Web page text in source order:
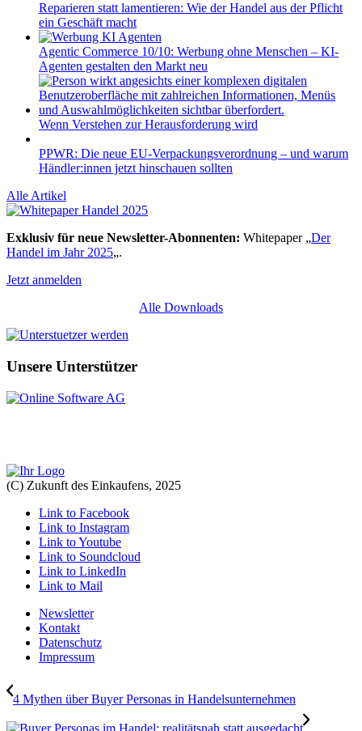
Reparieren statt lamentieren: Wie der Handel aus der Pflicht
ein Geschäft macht
Agentic Commerce 10/10: Werbung ohne Menschen – KI-
Agenten gestalten den Markt neu
Wenn Verstehen zur Herausforderung wird
PPWR: Die neue EU-Verpackungsverordnung – und warum
Händler:innen jetzt hinschauen sollten
Alle Artikel
Exklusiv für neue Newsletter-Abonnenten: Whitepaper „Der
Handel im Jahr 2025„.
Jetzt anmelden
Alle Downloads
Unsere Unterstützer
(C) Zukunft des Einkaufens, 2025
Link to Facebook
Link to Instagram
Link to Youtube
Link to Soundcloud
Link to LinkedIn
Link to Mail
Newsletter
Kontakt
Datenschutz
Impressum
4 Mythen über Buyer Personas in Handelsunternehmen